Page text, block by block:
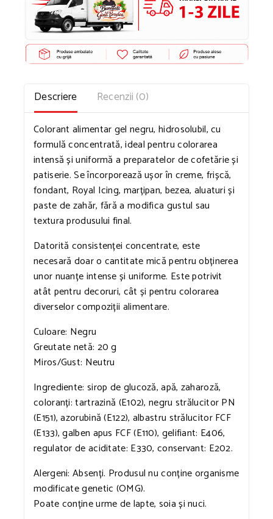
Descriere Recenzii (0)
Colorant alimentar gel negru, hidrosolubil, cu
formulă concentrată, ideal pentru colorarea
intensă și uniformă a preparatelor de cofetărie și
patiserie. Se încorporează ușor în creme, frișcă,
fondant, Royal Icing, marțipan, bezea, aluaturi și
paste de zahăr, fără a modifica gustul sau
textura produsului final.
Datorită consistenței concentrate, este
necesară doar o cantitate mică pentru obținerea
unor nuanțe intense și uniforme. Este potrivit
atât pentru decoruri, cât și pentru colorarea
diverselor compoziții alimentare.
Culoare: Negru
Greutate netă: 20 g
Miros/Gust: Neutru
Ingrediente: sirop de glucoză, apă, zaharoză,
coloranți: tartrazină (E102), negru strălucitor PN
(E151), azorubină (E122), albastru strălucitor FCF
(E133), galben apus FCF (E110), gelifiant: E406,
regulator de aciditate: E330, conservant: E202.
Alergeni: Absenți. Produsul nu conține organisme
modificate genetic (OMG).
Poate conține urme de lapte, soia și nuci.